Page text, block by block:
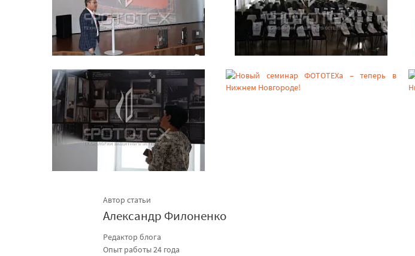
Автор статьи
Александр Филоненко
Редактор блога
Опыт работы 24 года